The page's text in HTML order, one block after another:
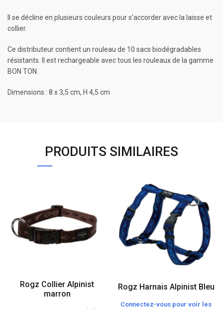
Il se décline en plusieurs couleurs pour s’accorder avec la laisse et
collier.
Ce distributeur contient un rouleau de 10 sacs biodégradables
résistants. Il est rechargeable avec tous les rouleaux de la gamme
BON TON.
Dimensions : 8 x 3,5 cm, H 4,5 cm
PRODUITS SIMILAIRES
Rogz Collier Alpinist
marron
Rogz Harnais Alpinist Bleu
Connectez-vous pour voir les